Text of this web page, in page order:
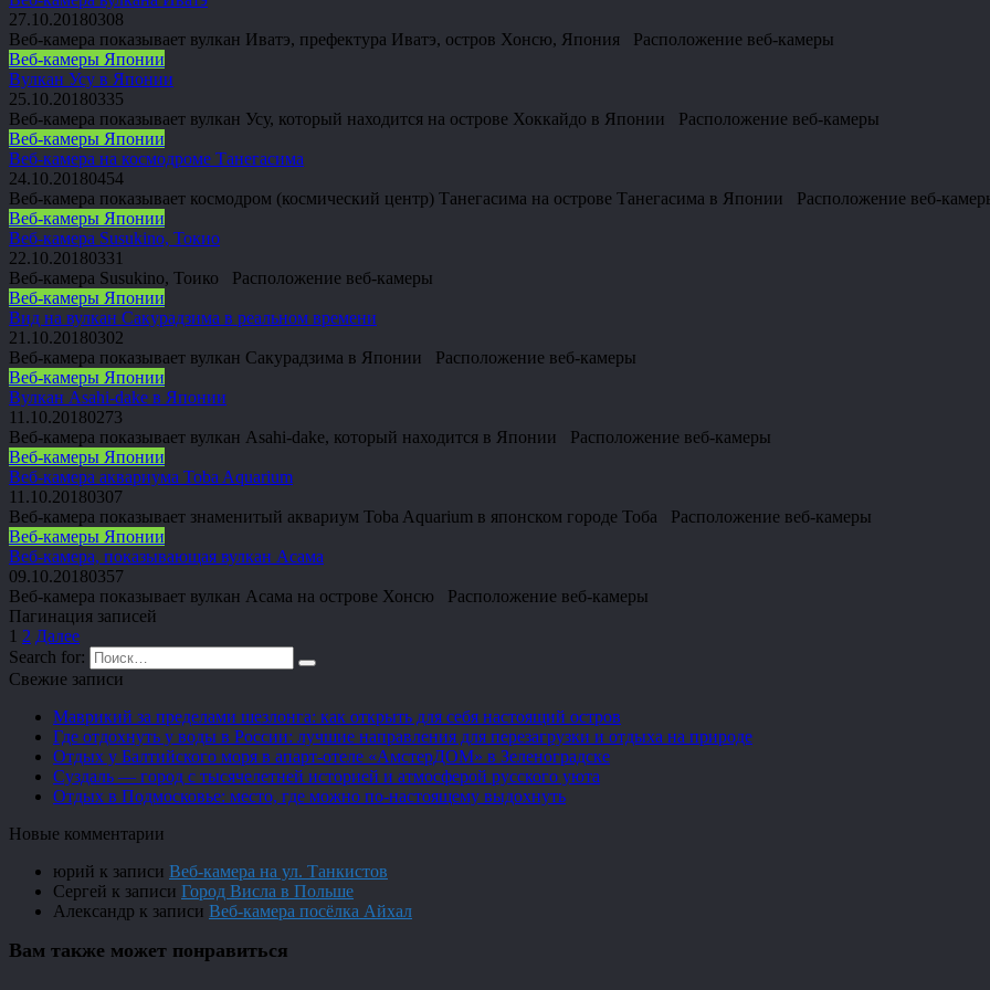
27.10.20180308
Веб-камера показывает вулкан Иватэ, префектура Иватэ, остров Хонсю, Япония Расположение веб-камеры
Веб-камеры Японии
Вулкан Усу в Японии
25.10.20180335
Веб-камера показывает вулкан Усу, который находится на острове Хоккайдо в Японии Расположение веб-камеры
Веб-камеры Японии
Веб-камера на космодроме Танегасима
24.10.20180454
Веб-камера показывает космодром (космический центр) Танегасима на острове Танегасима в Японии Расположение веб-
Веб-камеры Японии
Веб-камера Susukino, Токио
22.10.20180331
Веб-камера Susukino, Тоико Расположение веб-камеры
Веб-камеры Японии
Вид на вулкан Сакурадзима в реальном времени
21.10.20180302
Веб-камера показывает вулкан Сакурадзима в Японии Расположение веб-камеры
Веб-камеры Японии
Вулкан Asahi-dake в Японии
11.10.20180273
Веб-камера показывает вулкан Asahi-dake, который находится в Японии Расположение веб-камеры
Веб-камеры Японии
Веб-камера аквариума Toba Aquarium
11.10.20180307
Веб-камера показывает знаменитый аквариум Toba Aquarium в японском городе Тоба Расположение веб-камеры
Веб-камеры Японии
Веб-камера, показывающая вулкан Асама
09.10.20180357
Веб-камера показывает вулкан Асама на острове Хонсю Расположение веб-камеры
Пагинация записей
1 2 Далее
Search for:
Свежие записи
Маврикий за пределами шезлонга: как открыть для себя настоящий остров
Где отдохнуть у воды в России: лучшие направления для перезагрузки и отдыха на природе
Отдых у Балтийского моря в апарт-отеле «АмстерДОМ» в Зеленоградске
Суздаль — город с тысячелетней историей и атмосферой русского уюта
Отдых в Подмосковье: место, где можно по-настоящему выдохнуть
Новые комментарии
юрий к записи Веб-камера на ул. Танкистов
Сергей к записи Город Висла в Польше
Александр к записи Веб-камера посёлка Айхал
Вам также может понравиться